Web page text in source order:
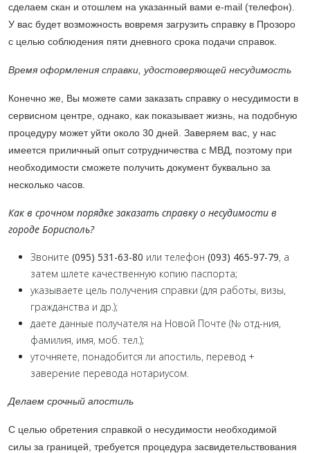
сделаем скан и отошлем на указанный вами e-mail (телефон).
У вас будет возможность вовремя загрузить справку в Прозоро
с целью соблюдения пяти дневного срока подачи справок.
Время оформления справки, удостоверяющей несудимость
Конечно же, Вы можете сами заказать справку о несудимости в
сервисном центре, однако, как показывает жизнь, на подобную
процедуру может уйти около 30 дней. Заверяем вас, у нас
имеется приличный опыт сотрудничества с МВД, поэтому при
необходимости сможете получить документ буквально за
несколько часов.
Как в срочном порядке заказать справку о несудимости в
городе Борисполь?
Звоните (095) 531-63-80 или телефон (093) 465-97-79, а
затем шлете качественную копию паспорта;
указываете цель получения справки (для работы, визы,
гражданства и др.);
даете данные получателя на Новой Почте (№ отд-ния,
фамилия, имя, моб. тел.);
уточняете, понадобится ли апостиль, перевод +
заверение перевода нотариусом.
Делаем срочный апостиль
С целью обретения справкой о несудимости необходимой
силы за границей, требуется процедура засвидетельствования